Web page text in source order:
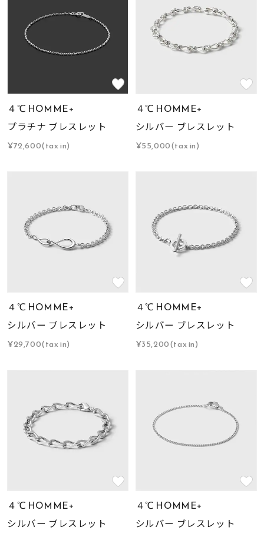
４℃ HOMME+
プラチナ ブレスレット
¥72,600(tax in)
４℃ HOMME+
シルバー ブレスレット
¥55,000(tax in)
４℃ HOMME+
シルバー ブレスレット
¥29,700(tax in)
４℃ HOMME+
シルバー ブレスレット
¥35,200(tax in)
４℃ HOMME+
シルバー ブレスレット
４℃ HOMME+
シルバー ブレスレット